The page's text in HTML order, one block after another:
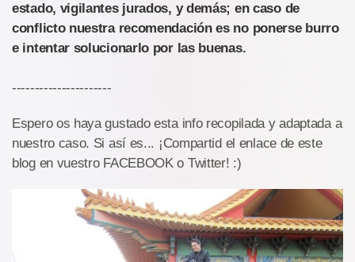
estado, vigilantes jurados, y demás; en caso de
conflicto nuestra recomendación es no ponerse burro
e intentar solucionarlo por las buenas.
----------------------
Espero os haya gustado esta info recopilada y adaptada a
nuestro caso. Si así es... ¡Compartid el enlace de este
blog en vuestro FACEBOOK o Twitter! :)